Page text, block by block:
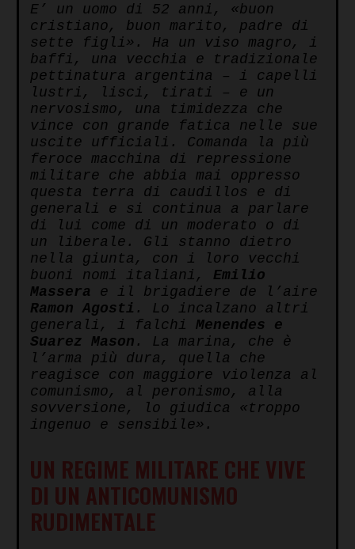
E’ un uomo di 52 anni, «buon
cristiano, buon marito, padre di
sette figli». Ha un viso magro, i
baffi, una vecchia e tradizionale
pettinatura argentina – i capelli
lustri, lisci, tirati – e un
nervosismo, una timidezza che
vince con grande fatica nelle sue
uscite ufficiali. Comanda la più
feroce macchina di repressione
militare che abbia mai oppresso
questa terra di caudillos e di
generali e si continua a parlare
di lui come di un moderato o di
un liberale. Gli stanno dietro
nella giunta, con i loro vecchi
buoni nomi italiani, Emilio
Massera e il brigadiere de l’aire
Ramon Agosti . Lo incalzano altri
generali, i falchi Menendes e
Suarez Mason . La marina, che è
l’arma più dura, quella che
reagisce con maggiore violenza al
comunismo, al peronismo, alla
sovversione, lo giudica «troppo
ingenuo e sensibile».
UN REGIME MILITARE CHE VIVE
DI UN ANTICOMUNISMO
RUDIMENTALE